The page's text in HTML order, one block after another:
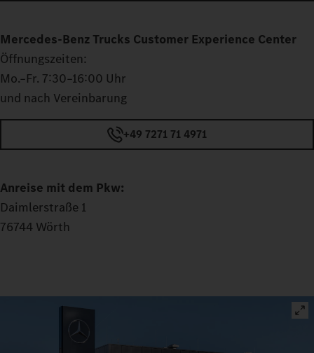
Mercedes‑Benz Trucks Customer Experience Center
Öffnungszeiten:
Mo.–Fr. 7:30–16:00 Uhr
und nach Vereinbarung
+49 7271 71 4971
Anreise mit dem Pkw:
Daimlerstraße 1
76744 Wörth